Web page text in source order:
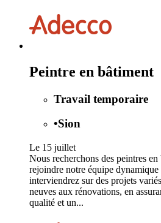
Peintre en bâtiment
Travail temporaire
•Sion
Le 15 juillet
Nous recherchons des peintres
rejoindre notre équipe dynamique
interviendrez sur des projets
neuves aux rénovations, en
qualité et un...